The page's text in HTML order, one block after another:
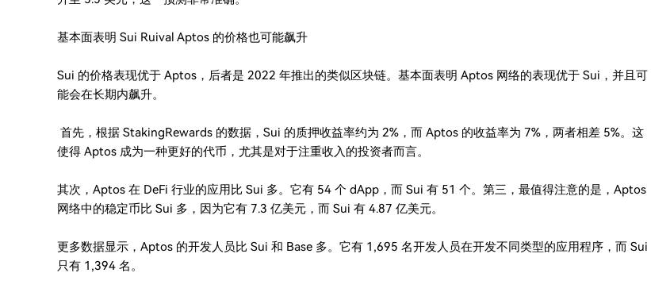
基本面表明 Sui Ruival Aptos 的价格也可能飙升
Sui 的价格表现优于 Aptos，后者是 2022 年推出的类似区块链。基本面表明 Aptos 网络的表现优于 Sui，并且可
能会在长期内飙升。
首先，根据 StakingRewards 的数据，Sui 的质押收益率约为 2%，而 Aptos 的收益率为 7%，两者相差 5%。这
使得 Aptos 成为一种更好的代币，尤其是对于注重收入的投资者而言。
其次，Aptos 在 DeFi 行业的应用比 Sui 多。它有 54 个 dApp，而 Sui 有 51 个。第三，最值得注意的是，Aptos
网络中的稳定币比 Sui 多，因为它有 7.3 亿美元，而 Sui 有 4.87 亿美元。
更多数据显示，Aptos 的开发人员比 Sui 和 Base 多。它有 1,695 名开发人员在开发不同类型的应用程序，而 Sui
只有 1,394 名。